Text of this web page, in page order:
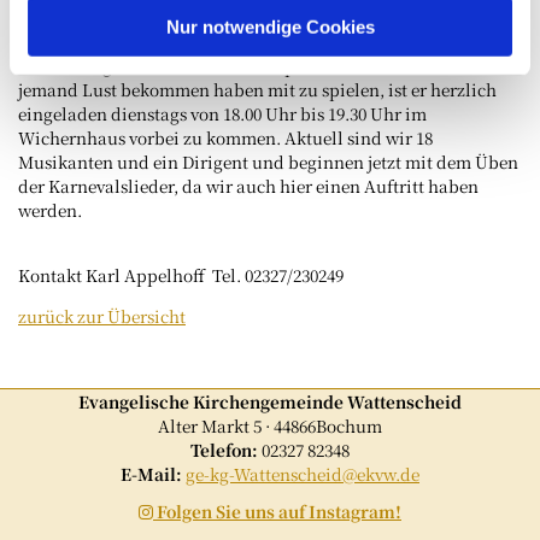
Nur notwendige Cookies
Jesko, die aus dem JEKI- Projekt der Grundschule jetzt bei uns
mitmachen. Musizieren darf bei uns aber Jeder jeden Alters, da
jemand Lust bekommen haben mit zu spielen, ist er herzlich
eingeladen dienstags von 18.00 Uhr bis 19.30 Uhr im
Wichernhaus vorbei zu kommen. Aktuell sind wir 18
Musikanten und ein Dirigent und beginnen jetzt mit dem Üben
der Karnevalslieder, da wir auch hier einen Auftritt haben
werden.
Kontakt Karl Appelhoff Tel. 02327/230249
zurück zur Übersicht
Evangelische Kirchengemeinde Wattenscheid
Alter Markt 5 · 44866Bochum
Telefon: 02327 82348
E-Mail: ge-kg-Wattenscheid@ekvw.de
 Folgen Sie uns auf Instagram!